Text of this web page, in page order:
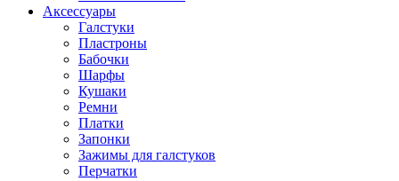
Аксессуары
Галстуки
Пластроны
Бабочки
Шарфы
Кушаки
Ремни
Платки
Запонки
Зажимы для галстуков
Перчатки